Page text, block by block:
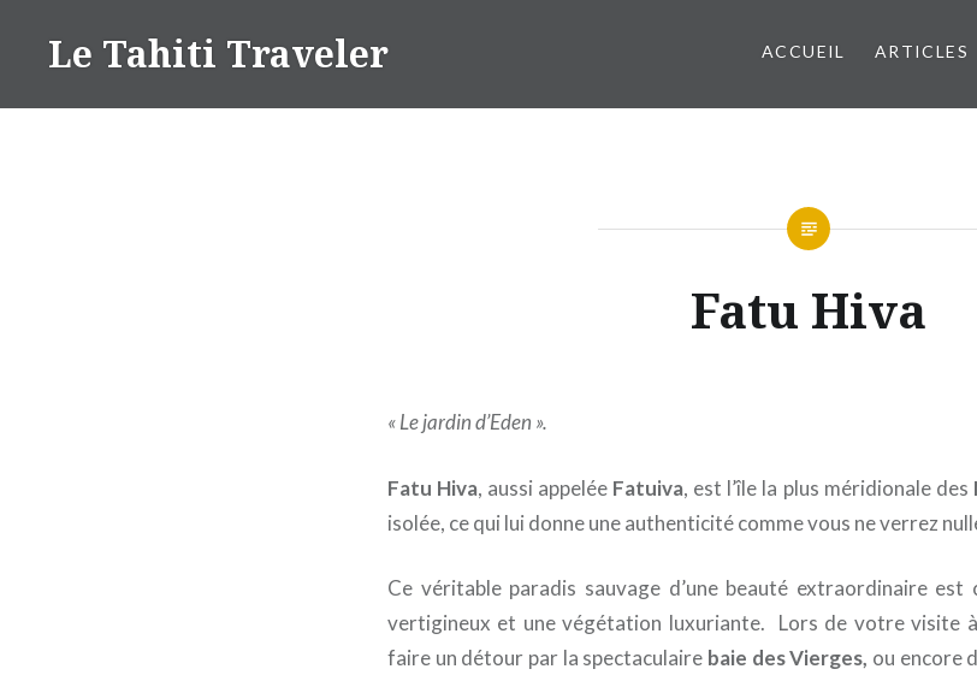
Le Tahiti Traveler ACCUEIL ARTICLES
Fatu Hiva
« Le jardin d’Eden ».
Fatu Hiva, aussi appelée Fatuiva, est l’île la plus méridionale des
isolée, ce qui lui donne une authenticité comme vous ne verrez
Ce véritable paradis sauvage d’une beauté extraordinaire
vertigineux et une végétation luxuriante. Lors de votre visite à
faire un détour par la spectaculaire baie des Vierges, ou encore